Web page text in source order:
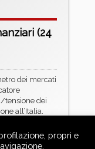
(24
dei mercati
tensione dei
all’Italia.
calcolata
propri e